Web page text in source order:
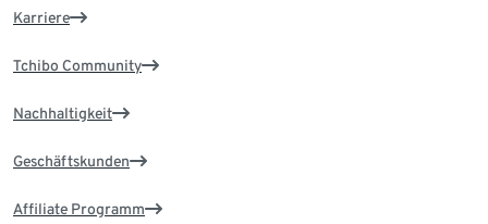
Karriere
Tchibo Community
Nachhaltigkeit
Geschäftskunden
Affiliate Programm